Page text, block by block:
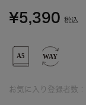
¥5,390 税込
お気に入り登録者数：